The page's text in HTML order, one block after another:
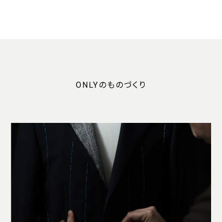
ONLYのものづくり